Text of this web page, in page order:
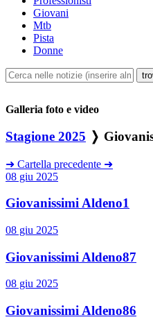
Giovani
Mtb
Pista
Donne
Galleria foto e video
Stagione 2025 ❭
➜ Cartella precedente ➜
08 giu 2025
Giovanissimi Aldeno1
08 giu 2025
Giovanissimi Aldeno87
08 giu 2025
Giovanissimi Aldeno86